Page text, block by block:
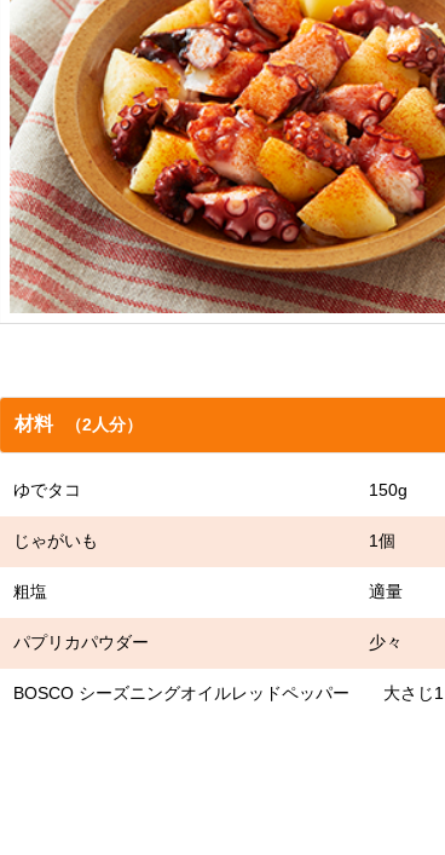
材料 （2人分）
ゆでタコ 150g
じゃがいも 1個
粗塩 適量
パプリカパウダー 少々
BOSCO シーズニングオイルレッドペッパー 大さじ1